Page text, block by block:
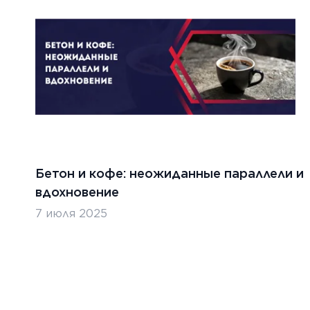
бетонных дорог в
15
ЧИТАТЬ
Бетон и кофе: неожиданные параллели и
вдохновение
7 июля 2025